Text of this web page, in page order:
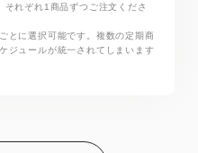
それぞれ1商品ずつご注文くださ
とに選択可能です。複数の定期商
ジュールが統一されてしまいます